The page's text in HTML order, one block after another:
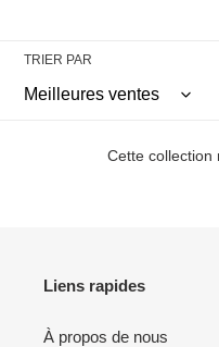
e
c
:
TRIER PAR
Cette collection
Liens rapides
À propos de nous